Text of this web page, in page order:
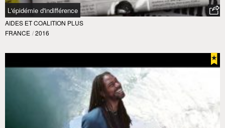
L'épidémie d'indifférence
AIDES ET COALITION PLUS
FRANCE / 2016